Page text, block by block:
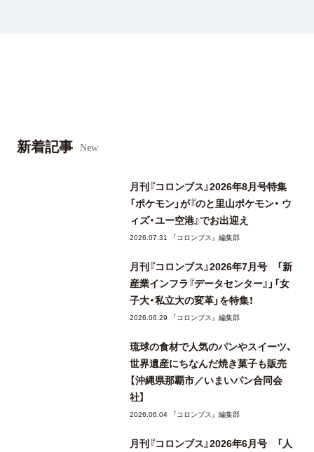
新着記事 New
月刊『コロンブス』2026年8月号特集
「ポケモン」が『のと里山ポケモン・ ウ
ィズ・ユー空港』でお出迎え
2026.07.31 『コロンブス』編集部
月刊『コロンブス』2026年7月号 「新
産業インフラ『データセンター』」「女
子大・私立大の変革」を特集！
2026.06.29 『コロンブス』編集部
琉球の食材で人気のパンやスイーツ、
世界遺産にちなんだ焼き菓子も販売
【沖縄県那覇市／いまいパン合同会
社】
2026.06.04 『コロンブス』編集部
月刊『コロンブス』2026年6月号 「人